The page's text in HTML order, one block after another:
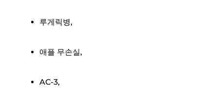
루게릭병,
애플 무손실,
AC-3,